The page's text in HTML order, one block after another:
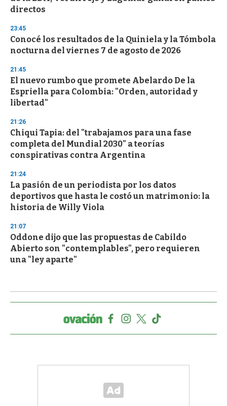
directos
23:45
Conocé los resultados de la Quiniela y la Tómbola
nocturna del viernes 7 de agosto de 2026
21:45
El nuevo rumbo que promete Abelardo De la
Espriella para Colombia: "Orden, autoridad y
libertad"
21:26
Chiqui Tapia: del "trabajamos para una fase
completa del Mundial 2030" a teorías
conspirativas contra Argentina
21:24
La pasión de un periodista por los datos
deportivos que hasta le costó un matrimonio: la
historia de Willy Viola
21:07
Oddone dijo que las propuestas de Cabildo
Abierto son "contemplables", pero requieren
una "ley aparte"